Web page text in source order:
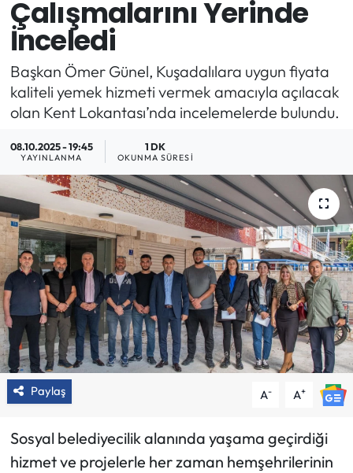
Çalışmalarını Yerinde
İnceledi
Başkan Ömer Günel, Kuşadalılara uygun fiyata
kaliteli yemek hizmeti vermek amacıyla açılacak
olan Kent Lokantası’nda incelemelerde bulundu.
08.10.2025 - 19:45
YAYINLANMA
1 DK
OKUNMA SÜRESI
Paylaş A- A+
Sosyal belediyecilik alanında yaşama geçirdiği
hizmet ve projelerle her zaman hemşehrilerinin